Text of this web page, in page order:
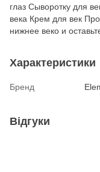
глаз Сыворотку для
века Крем для век
нижнее веко и
Характеристики
Бренд
Відгуки